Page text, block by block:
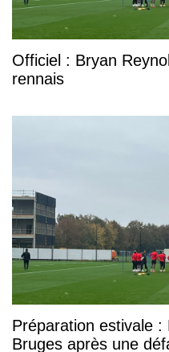
Officiel : Bryan
rennais
Préparation estivale :
Bruges après une